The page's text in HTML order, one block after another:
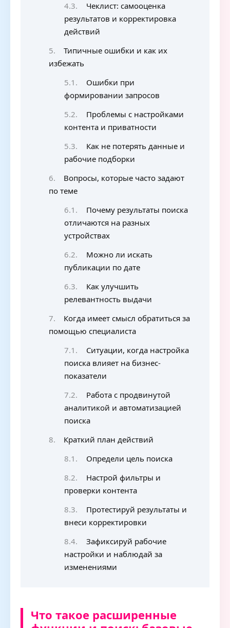
Чеклист: самооценка
результатов и корректировка
действий
Типичные ошибки и как их
избежать
Ошибки при
формировании запросов
Проблемы с настройками
контента и приватности
Как не потерять данные и
рабочие подборки
Вопросы, которые часто задают
по теме
Почему результаты поиска
отличаются на разных
устройствах
Можно ли искать
публикации по дате
Как улучшить
релевантность выдачи
Когда имеет смысл обратиться за
помощью специалиста
Ситуации, когда настройка
поиска влияет на бизнес-
показатели
Работа с продвинутой
аналитикой и автоматизацией
поиска
Краткий план действий
Определи цель поиска
Настрой фильтры и
проверки контента
Протестируй результаты и
внеси корректировки
Зафиксируй рабочие
настройки и наблюдай за
изменениями
Что такое расширенные